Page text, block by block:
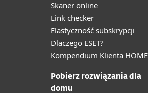
Skaner online
Link checker
Elastyczność subskrypcji
Dlaczego ESET?
Kompendium Klienta HOME
Pobierz rozwiązania dla
domu